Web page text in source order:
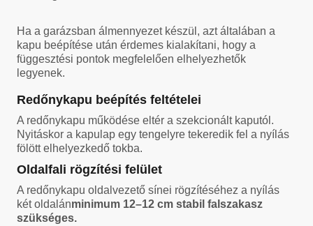
Ha a garázsban álmennyezet készül, azt általában a
kapu beépítése után érdemes kialakítani, hogy a
függesztési pontok megfelelően elhelyezhetők
legyenek.
Redőnykapu beépítés feltételei
A redőnykapu működése eltér a szekcionált kaputól.
Nyitáskor a kapulap egy tengelyre tekeredik fel a nyílás
fölött elhelyezkedő tokba.
Oldalfali rögzítési felület
A redőnykapu oldalvezető sínei rögzítéséhez a nyílás
két oldalánminimum 12–12 cm stabil falszakasz
szükséges.